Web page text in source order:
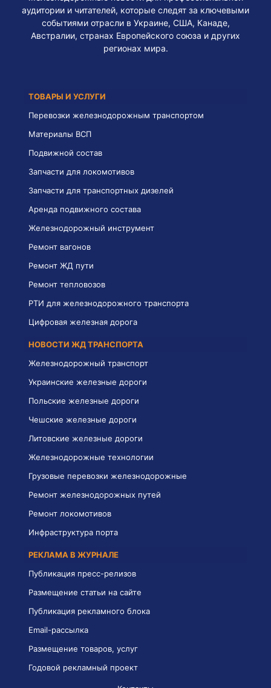
аудитории и читателей, которые следят за ключевыми
событиями отрасли в Украине, США, Канаде,
Австралии, странах Европейского союза и других
регионах мира.
ТОВАРЫ И УСЛУГИ
Перевозки железнодорожным транспортом
Материалы ВСП
Подвижной состав
Запчасти для локомотивов
Запчасти для транспортных дизелей
Аренда подвижного состава
Железнодорожный инструмент
Ремонт вагонов
Ремонт ЖД пути
Ремонт тепловозов
РТИ для железнодорожного транспорта
Цифровая железная дорога
НОВОСТИ ЖД ТРАНСПОРТА
Железнодорожный транспорт
Украинские железные дороги
Польские железные дороги
Чешские железные дороги
Литовские железные дороги
Железнодорожные технологии
Грузовые перевозки железнодорожные
Ремонт железнодорожных путей
Ремонт локомотивов
Инфраструктура порта
РЕКЛАМА В ЖУРНАЛЕ
Публикация пресс-релизов
Размещение статьи на сайте
Публикация рекламного блока
Email-рассылка
Размещение товаров, услуг
Годовой рекламный проект